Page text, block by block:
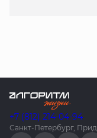
+7 (812) 214-04-94
Санкт-Петербург,